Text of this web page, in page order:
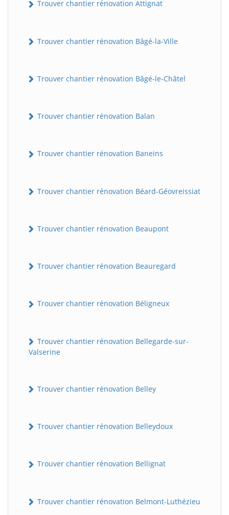
Trouver chantier rénovation Attignat
Trouver chantier rénovation Bâgé-la-Ville
Trouver chantier rénovation Bâgé-le-Châtel
Trouver chantier rénovation Balan
Trouver chantier rénovation Baneins
Trouver chantier rénovation Béard-Géovreissiat
Trouver chantier rénovation Beaupont
Trouver chantier rénovation Beauregard
Trouver chantier rénovation Béligneux
Trouver chantier rénovation Bellegarde-sur-
Valserine
Trouver chantier rénovation Belley
Trouver chantier rénovation Belleydoux
Trouver chantier rénovation Bellignat
Trouver chantier rénovation Belmont-Luthézieu